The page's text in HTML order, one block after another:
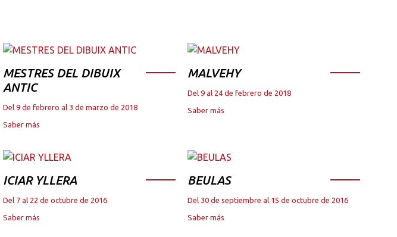
MESTRES DEL DIBUIX
ANTIC
Del 9 de febrero al 3 de marzo de 2018
Saber más
MALVEHY
Del 9 al 24 de febrero de 2018
Saber más
ICIAR YLLERA
Del 7 al 22 de octubre de 2016
Saber más
BEULAS
Del 30 de septiembre al 15 de octubre de 2016
Saber más